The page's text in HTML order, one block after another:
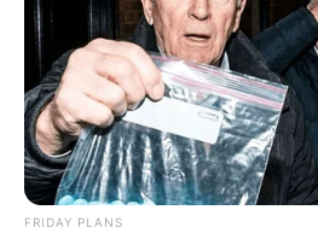
FRIDAY PLANS